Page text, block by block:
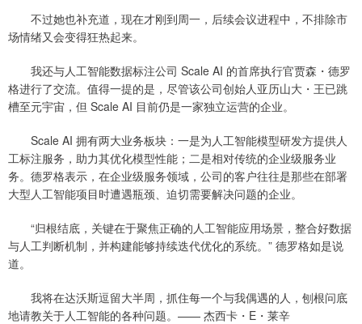
不过她也补充道，现在才刚到周一，后续会议进程中，不排除市
场情绪又会变得狂热起来。
我还与人工智能数据标注公司 Scale AI 的首席执行官贾森・德罗
格进行了交流。值得一提的是，尽管该公司创始人亚历山大・王已跳
槽至元宇宙，但 Scale AI 目前仍是一家独立运营的企业。
Scale AI 拥有两大业务板块：一是为人工智能模型研发方提供人
工标注服务，助力其优化模型性能；二是相对传统的企业级服务业
务。德罗格表示，在企业级服务领域，公司的客户往往是那些在部署
大型人工智能项目时遭遇瓶颈、迫切需要解决问题的企业。
“归根结底，关键在于聚焦正确的人工智能应用场景，整合好数据
与人工判断机制，并构建能够持续迭代优化的系统。” 德罗格如是说
道。
我将在达沃斯逗留大半周，抓住每一个与我偶遇的人，刨根问底
地请教关于人工智能的各种问题。—— 杰西卡・E・莱辛